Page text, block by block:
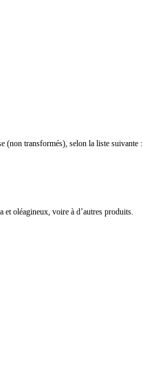
(non transformés), selon la liste suivante :
et oléagineux, voire à d’autres produits.